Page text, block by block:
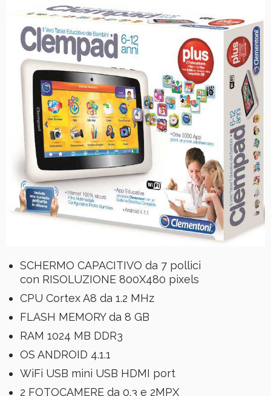
SCHERMO CAPACITIVO da 7 pollici
con RISOLUZIONE 800X480 pixels
CPU Cortex A8 da 1.2 MHz
FLASH MEMORY da 8 GB
RAM 1024 MB DDR3
OS ANDROID 4.1.1
WiFi USB mini USB HDMI port
2 FOTOCAMERE da 0.3 e 2MPX